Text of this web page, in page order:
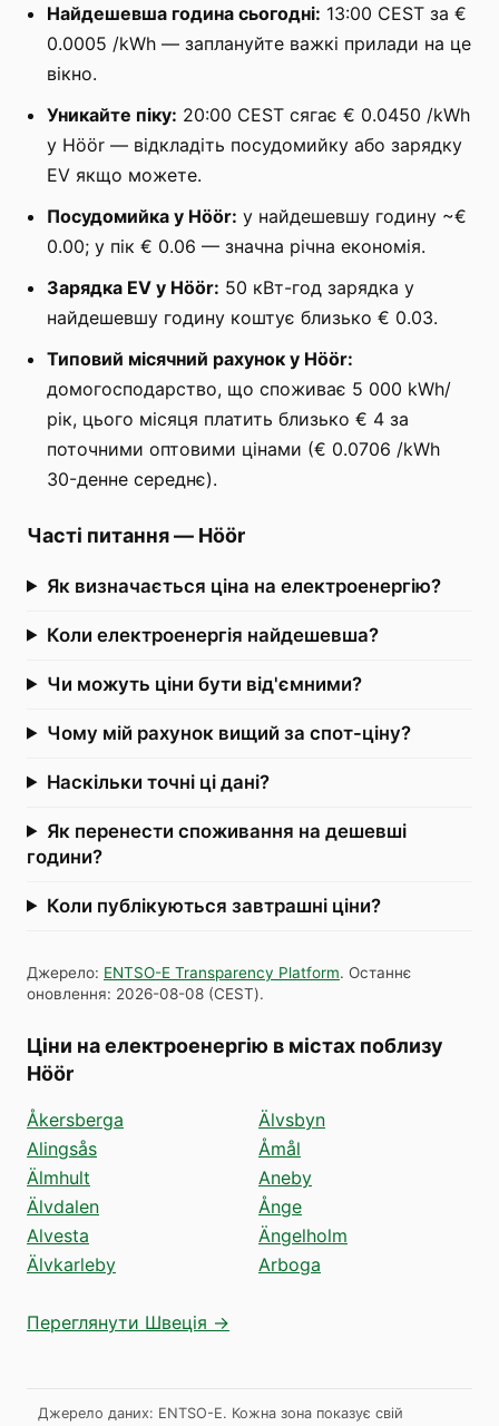
Найдешевша година сьогодні: 13:00 CEST за €
0.0005 /kWh — заплануйте важкі прилади на це
вікно.
Уникайте піку: 20:00 CEST сягає € 0.0450 /kWh
у Höör — відкладіть посудомийку або зарядку
EV якщо можете.
Посудомийка у Höör: у найдешевшу годину ~€
0.00; у пік € 0.06 — значна річна економія.
Зарядка EV у Höör: 50 кВт-год зарядка у
найдешевшу годину коштує близько € 0.03.
Типовий місячний рахунок у Höör:
домогосподарство, що споживає 5 000 kWh/
рік, цього місяця платить близько € 4 за
поточними оптовими цінами (€ 0.0706 /kWh
30-денне середнє).
Часті питання— Höör
Як визначається ціна на електроенергію?
Коли електроенергія найдешевша?
Чи можуть ціни бути від'ємними?
Чому мій рахунок вищий за спот-ціну?
Наскільки точні ці дані?
Як перенести споживання на дешевші
години?
Коли публікуються завтрашні ціни?
Джерело: ENTSO-E Transparency Platform. Останнє
оновлення: 2026-08-08 (CEST).
Ціни на електроенергію в містах поблизу
Höör
Åkersberga
Alingsås
Älmhult
Älvdalen
Alvesta
Älvkarleby
Älvsbyn
Åmål
Aneby
Ånge
Ängelholm
Arboga
Переглянути Швеція →
Джерело даних: ENTSO-E. Кожна зона показує свій